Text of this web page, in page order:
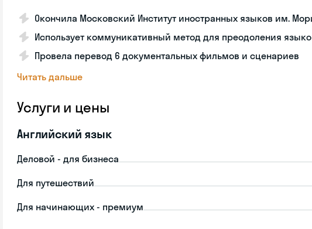
Окончила Московский Институт иностранных языков им.
Использует коммуникативный метод для преодоления
Провела перевод 6 документальных фильмов и сценариев
Читать дальше
Услуги и цены
Английский язык
Деловой - для бизнеса
Для путешествий
Для начинающих - премиум